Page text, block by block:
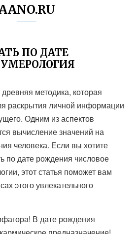
ПО ДАТЕ
методика, которая
раскрытия личной информации
Одним из аспектов
вычисление значений на
человека. Если вы хотите
по дате рождения числовое
этот статья поможет вам
этого увлекательного
В дате рождения